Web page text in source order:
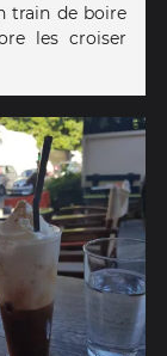
train de boire
les croiser